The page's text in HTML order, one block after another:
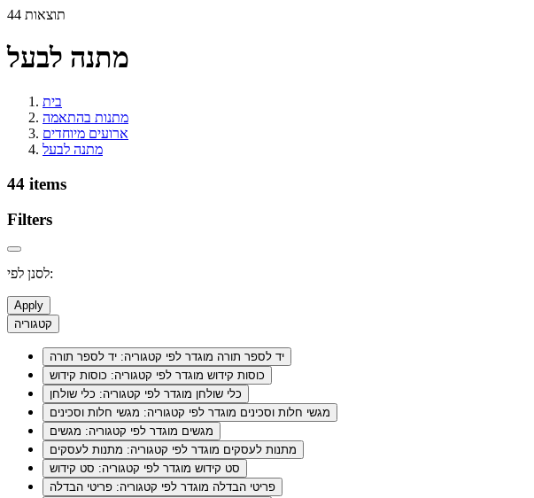
44 תוצאות
מתנה לבעל
בית
מתנות בהתאמה
ארועים מיוחדים
מתנה לבעל
44 items
Filters
לסנן לפי:
Apply
קטגוריה
יד לספר תורה מוגדר לפי קטגוריה: יד לספר תורה
כוסות קידוש מוגדר לפי קטגוריה: כוסות קידוש
כלי שולחן מוגדר לפי קטגוריה: כלי שולחן
מגשי חלות וסכינים מוגדר לפי קטגוריה: מגשי חלות וסכינים
מגשים מוגדר לפי קטגוריה: מגשים
מתנות לעסקים מוגדר לפי קטגוריה: מתנות לעסקים
סט קידוש מוגדר לפי קטגוריה: סט קידוש
פריטי הבדלה מוגדר לפי קטגוריה: פריטי הבדלה